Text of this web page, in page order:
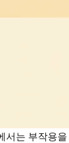
서는 부작용을